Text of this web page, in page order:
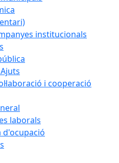
institucionals
i cooperació
laborals
d'ocupació